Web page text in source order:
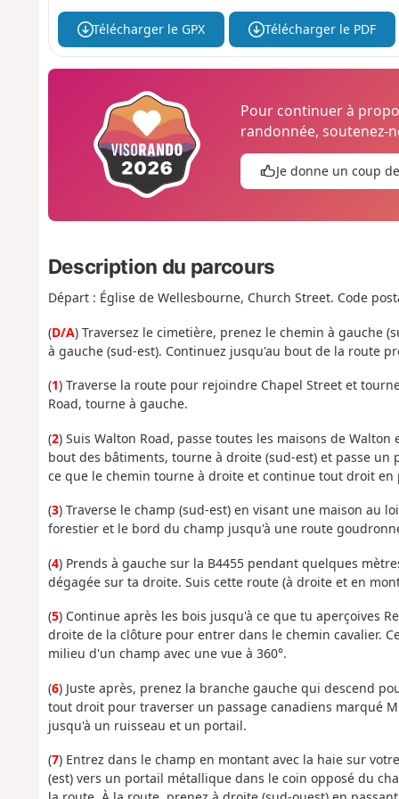
Télécharger le GPX Télécharger le PDF
Pour continuer à
randonnée, soutenez-
Je donne un coup
Description du parcours
Départ : Église de Wellesbourne, Church Street. Code
(D/A) Traversez le cimetière, prenez le chemin à gauche
à gauche (sud-est). Continuez jusqu'au bout de la route
(1) Traverse la route pour rejoindre Chapel Street et
Road, tourne à gauche.
(2) Suis Walton Road, passe toutes les maisons de
bout des bâtiments, tourne à droite (sud-est) et passe
ce que le chemin tourne à droite et continue tout droit en
(3) Traverse le champ (sud-est) en visant une maison au
forestier et le bord du champ jusqu'à une route
(4) Prends à gauche sur la B4455 pendant quelques
dégagée sur ta droite. Suis cette route (à droite et en
(5) Continue après les bois jusqu'à ce que tu aperçoives
droite de la clôture pour entrer dans le chemin cavalier.
milieu d'un champ avec une vue à 360°.
(6) Juste après, prenez la branche gauche qui descend
tout droit pour traverser un passage canadiens marqué
jusqu'à un ruisseau et un portail.
(7) Entrez dans le champ en montant avec la haie sur
(est) vers un portail métallique dans le coin opposé du